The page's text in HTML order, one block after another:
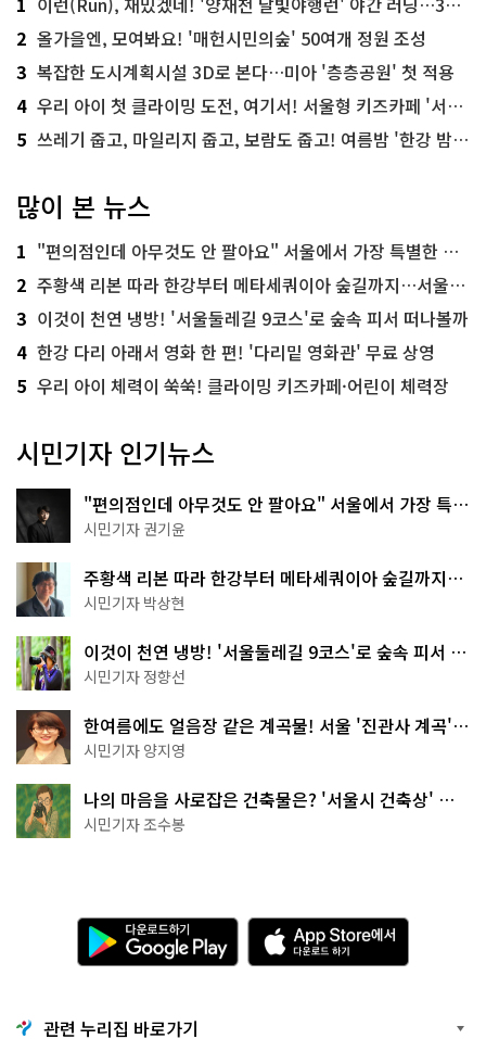
2 올가을엔, 모여봐요! '매헌시민의숲' 50여개 정원 조성
3 복잡한 도시계획시설 3D로 본다…미아 '층층공원' 첫 적용
4 우리 아이 첫 클라이밍 도전, 여기서! 서울형 키즈카페 '서울가족플라자점'
5 쓰레기 줍고, 마일리지 줍고, 보람도 줍고! 여름밤 '한강 밤마실 줍깅'
많이 본 뉴스
1 "편의점인데 아무것도 안 팔아요" 서울에서 가장 특별한 편의점의 정체
2 주황색 리본 따라 한강부터 메타세쿼이아 숲길까지…서울둘레길 15코스
3 이것이 천연 냉방! '서울둘레길 9코스'로 숲속 피서 떠나볼까
4 한강 다리 아래서 영화 한 편! '다리밑 영화관' 무료 상영
5 우리 아이 체력이 쑥쑥! 클라이밍 키즈카페·어린이 체력장
시민기자 인기뉴스
"편의점인데 아무것도 안 팔아요" 서울에서 가장 특별
한 편의점의 정체
시민기자 권기윤
주황색 리본 따라 한강부터 메타세쿼이아 숲길까지…
서울둘레길 15코스
시민기자 박상현
이것이 천연 냉방! '서울둘레길 9코스'로 숲속 피서 떠
나볼까
시민기자 정향선
한여름에도 얼음장 같은 계곡물! 서울 '진관사 계곡'이
천국이네~
시민기자 양지영
나의 마음을 사로잡은 건축물은? '서울시 건축상' 수
상작 공개!
시민기자 조수봉
다
운
로
기
A
p
p
관련 누리집 바로가기